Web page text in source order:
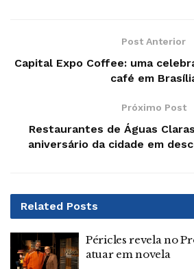
Post Anterior
Capital Expo Coffee: uma
café em
Próximo Post
Restaurantes de Águas
aniversário da cidade em
Related Posts
Péricles revela no
atuar em novela